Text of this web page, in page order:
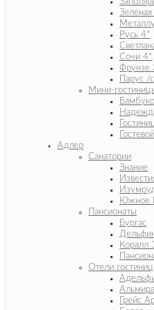
Русь 4*
Сочи 4*
Фрунзе
Парус
Мини-
Адлер
Санатории
Знание
Южное
Пансионаты
Бургас
Коралл
Отели
Грейс